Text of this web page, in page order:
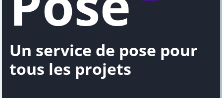
Un service de pose pour
tous les projets